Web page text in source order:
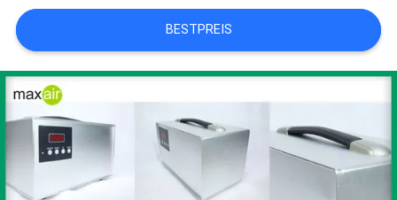
ZITAT
SHOPPING
ONLINE
SITEMAP
BESTPREIS